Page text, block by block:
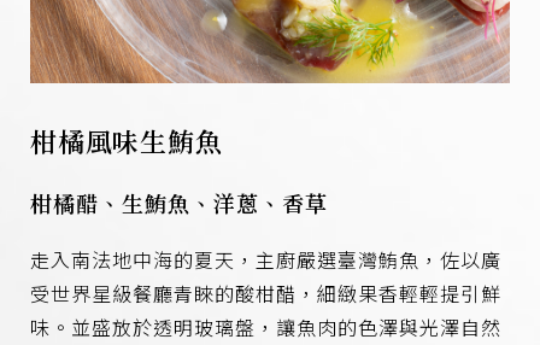
柑橘風味生鮪魚
柑橘醋、生鮪魚、洋蔥、香草
走入南法地中海的夏天，主廚嚴選臺灣鮪魚，佐以廣
受世界星級餐廳青睞的酸柑醋，細緻果香輕輕提引鮮
味。並盛放於透明玻璃盤，讓魚肉的色澤與光澤自然